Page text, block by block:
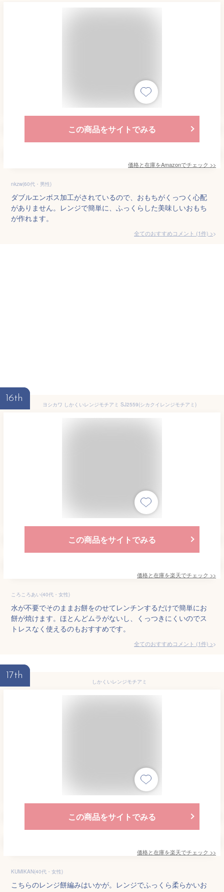
この商品をサイトでみる
価格と在庫をAmazonでチェック >>
nkzw(60代・男性)
ダブルエンボス加工がされているので、おもちがくっつく心配
がありません。レンジで簡単に、ふっくらした美味しいおもち
が作れます。
全てのおすすめコメント (1件) >
16th
ヨシカワ しかくいレンジモチアミ SJ2559(シカクイレンジモチアミ)
この商品をサイトでみる
価格と在庫を楽天でチェック >>
ころころあい(40代・女性)
水が不要でそのままお餅をのせてレンチンするだけで簡単にお
餅が焼けます。ほとんどムラがないし、くっつきにくいのでス
トレスなく使えるのもおすすめです。
全てのおすすめコメント (1件) >
17th
しかくいレンジモチアミ
この商品をサイトでみる
価格と在庫を楽天でチェック >>
KUMIKAN(40代・女性)
こちらのレンジ餅編みはいかが。レンジでふっくら柔らかいお